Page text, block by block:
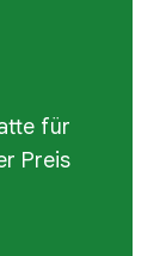
für
Preis